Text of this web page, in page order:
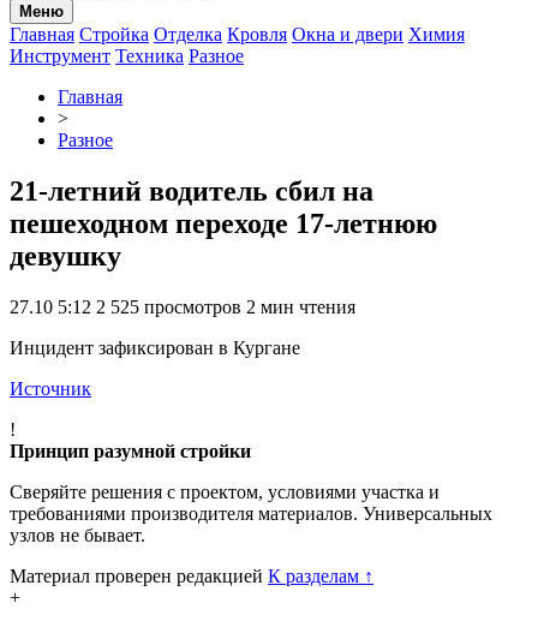
Меню
Главная Стройка Отделка Кровля Окна и двери Химия
Инструмент Техника Разное
Главная
>
Разное
21-летний водитель сбил на
пешеходном переходе 17-летнюю
девушку
27.10 5:12 2 525 просмотров 2 мин чтения
Инцидент зафиксирован в Кургане
Источник
!
Принцип разумной стройки
Сверяйте решения с проектом, условиями участка и
требованиями производителя материалов. Универсальных
узлов не бывает.
Материал проверен редакцией К разделам ↑
+